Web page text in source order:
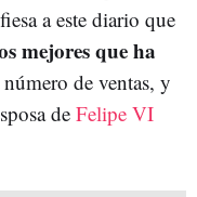
a este diario que
mejores que ha
de ventas, y
de Felipe VI